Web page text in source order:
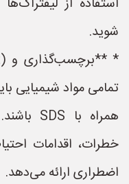
استفاده از
شوید.
تمامی مواد شیمیایی
خطرات، اقدامات
اضطراری ارائه می‌دهد.